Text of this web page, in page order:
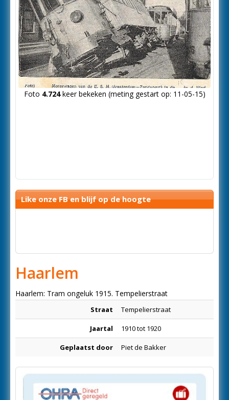
Foto 4.724keer bekeken (meting gestart op: 11-05-15)
Like onze FB en blijf op de hoogte
Haarlem
Haarlem: Tram ongeluk 1915. Tempelierstraat
Straat Tempelierstraat
Jaartal 1910 tot 1920
Geplaatst door Piet de Bakker